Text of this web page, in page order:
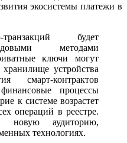
экосистемы платежи в
транзакций будет
методами
ключи могут
устройства
смарт-контрактов
процессы
к системе возрастет
операций в реестре.
новую аудиторию,
технологиях.